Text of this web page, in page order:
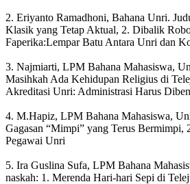
2. Eriyanto Ramadhoni, Bahana Unri.
Klasik yang Tetap Aktual, 2. Dibalik
Faperika:Lempar Batu Antara Unri dan
3. Najmiarti, LPM Bahana Mahasiswa,
Masihkah Ada Kehidupan Religius di
Akreditasi Unri: Administrasi Harus
4. M.Hapiz, LPM Bahana Mahasiswa,
Gagasan “Mimpi” yang Terus Bermimpi,
Pegawai Unri
5. Ira Guslina Sufa, LPM Bahana
naskah: 1. Merenda Hari-hari Sepi di